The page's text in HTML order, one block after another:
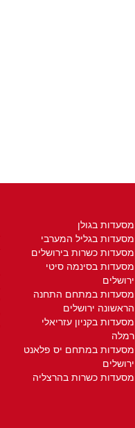
מסעדות בגולן
מסעדות בגליל המערבי
מסעדות כשרות בירושלים
מסעדות בסינמה סיטי
ירושלים
מסעדות במתחם התחנה
הראשונה ירושלים
מסעדות בקניון עזריאלי
רמלה
מסעדות במתחם יס פלאנט
ירושלים
מסעדות כשרות בהרצליה